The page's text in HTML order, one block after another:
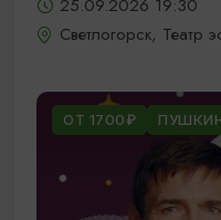
25.09.2026 19:30
Светлогорск, Театр
ОТ 1700₽